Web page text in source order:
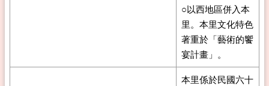
○以西地區併入本
里。本里文化特色
著重於「藝術的饗
宴計畫」。
本里係於民國六十